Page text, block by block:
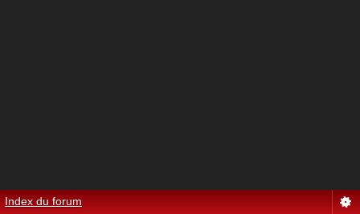
Index du forum